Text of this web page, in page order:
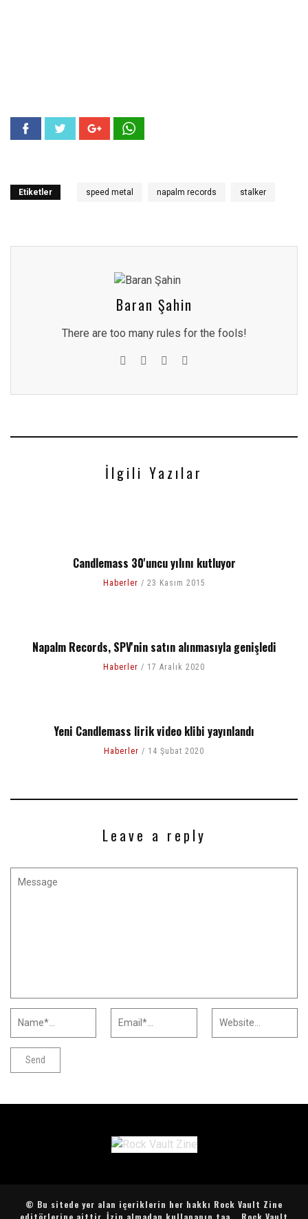
Etiketler speed metal napalm records stalker
Baran Şahin
There are too many rules for the fools!
İlgili Yazılar
Candlemass 30'uncu yılını kutluyor
Haberler 23 Kasım 2015
Napalm Records, SPV'nin satın alınmasıyla genişledi
Haberler 17 Aralık 2020
Yeni Candlemass lirik video klibi yayınlandı
Haberler 14 Şubat 2020
Leave a reply
© Bu sitede yer alan içeriklerin her hakkı Rock Vault Zine
editörlerine aittir. İzin almadan kullananın taa... Rock Vault